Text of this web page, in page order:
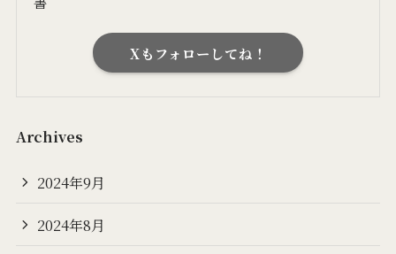
Xもフォローしてね！
Archives
2024年9月
2024年8月